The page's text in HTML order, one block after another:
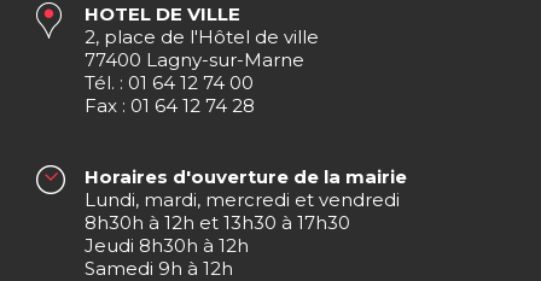
HOTEL DE VILLE
2, place de l'Hôtel de ville
77400 Lagny-sur-Marne
Tél. : 01 64 12 74 00
Fax : 01 64 12 74 28
Horaires d'ouverture de la mairie
Lundi, mardi, mercredi et vendredi
8h30h à 12h et 13h30 à 17h30
Jeudi 8h30h à 12h
Samedi 9h à 12h